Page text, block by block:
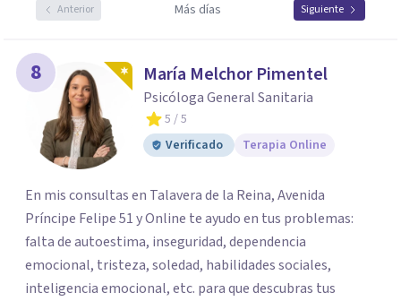
Anterior Más días Siguiente
8 María Melchor Pimentel
Psicóloga General Sanitaria
5 / 5
Verificado
Terapia Online
En mis consultas en Talavera de la Reina, Avenida
Príncipe Felipe 51 y Online te ayudo en tus problemas:
falta de autoestima, inseguridad, dependencia
emocional, tristeza, soledad, habilidades sociales,
inteligencia emocional, etc. para que descubras tus